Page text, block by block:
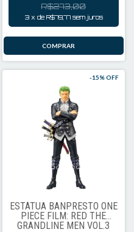
R$273,00
3 x de R$79,77 sem juros
ESTÁTUA BANPRESTO ONE
PIECE FILM: RED THE
GRANDLINE MEN VOL.3
-15% OFF